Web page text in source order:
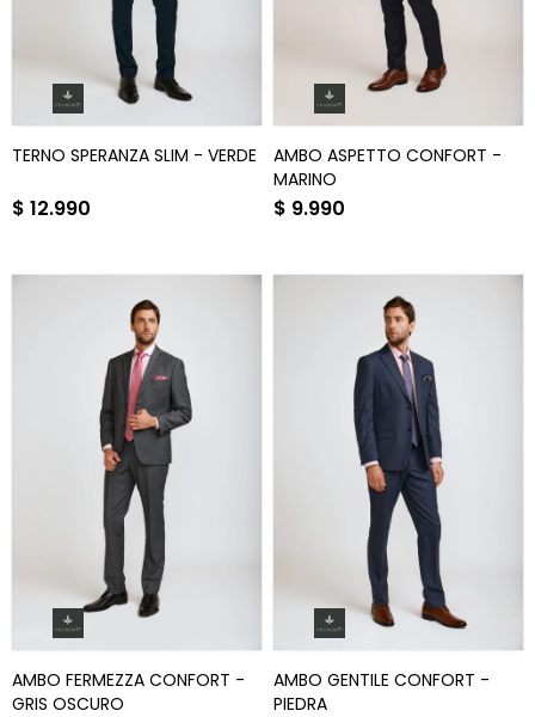
TERNO SPERANZA SLIM - VERDE
$ 12.990
AMBO ASPETTO CONFORT -
MARINO
$ 9.990
AMBO FERMEZZA CONFORT -
GRIS OSCURO
AMBO GENTILE CONFORT -
PIEDRA